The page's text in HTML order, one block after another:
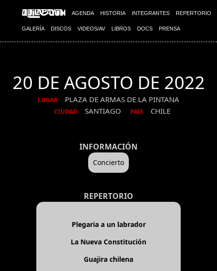
AGENDA HISTORIA INTEGRANTES REPERTORIO
GALERÍA DISCOS VIDEOS/AV LIBROS DOCS PRENSA
20 DE AGOSTO DE 2022
LUGAR PLAZA DE ARMAS DE LA PINTANA
CIUDAD SANTIAGO PAIS CHILE
INFORMACIÓN
Concierto
REPERTORIO
Plegaria a un labrador
La Nueva Constitución
Guajira chilena